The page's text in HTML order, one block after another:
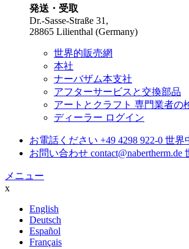
発送・受取
Dr.-Sasse-Straße 31,
28865 Lilienthal (Germany)
世界的販売網
本社
ナーバザム本支社
アフターサービスと交換部品
アートとクラフト 専門業者の
ディーラー ログイン
お電話ください +49 4298 922-0 世界
お問い合わせ contact@nabertherm.de
メニュー
x
English
Deutsch
Español
Français